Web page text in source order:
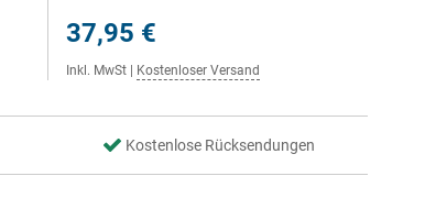
37,95 €
Inkl. MwSt Kostenloser Versand
Kostenlose Rücksendungen